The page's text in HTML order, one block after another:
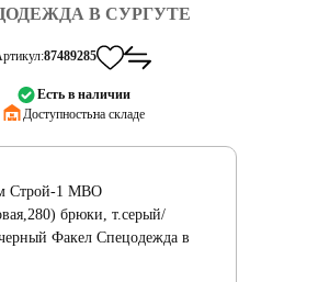
В СУРГУТЕ
87489285
Есть в наличии
Доступность:на складе